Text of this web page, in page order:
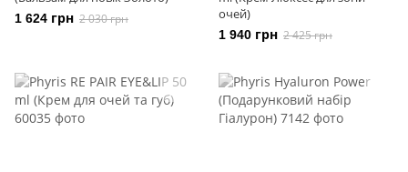
1 624 грн 2 030 грн
очей)
1 940 грн 2 425 грн